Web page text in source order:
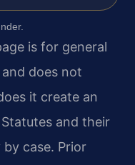
is for general
does not
it create an
and their
case. Prior